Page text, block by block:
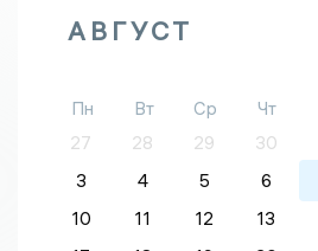
АВГУСТ
Пн Вт Ср Чт
27
28 29 30
3
4 5 6
10
11 12 13